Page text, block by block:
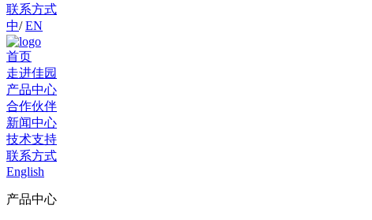
联系方式
中/ EN
首页
走进佳园
产品中心
合作伙伴
新闻中心
技术支持
联系方式
English
产品中心